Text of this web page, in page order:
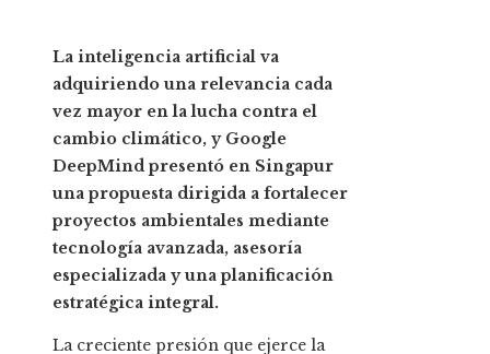
La inteligencia artificial va
adquiriendo una relevancia cada
vez mayor en la lucha contra el
cambio climático, y Google
DeepMind presentó en Singapur
una propuesta dirigida a fortalecer
proyectos ambientales mediante
tecnología avanzada, asesoría
especializada y una planificación
estratégica integral.
La creciente presión que ejerce la